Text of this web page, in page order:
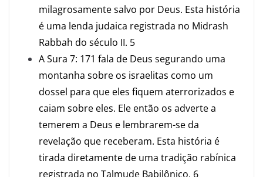
milagrosamente salvo por Deus. Esta história
é uma lenda judaica registrada no Midrash
Rabbah do século II. 5
A Sura 7: 171 fala de Deus segurando uma
montanha sobre os israelitas como um
dossel para que eles fiquem aterrorizados e
caiam sobre eles. Ele então os adverte a
temerem a Deus e lembrarem-se da
revelação que receberam. Esta história é
tirada diretamente de uma tradição rabínica
registrada no Talmude Babilônico. 6